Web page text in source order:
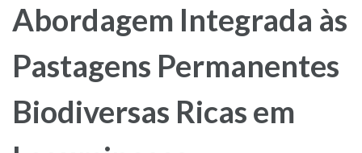
Abordagem Integrada às
Pastagens Permanentes
Biodiversas Ricas em